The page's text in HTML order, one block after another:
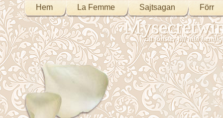
Hem La Femme Sajtsagan Förr
Ett fönster till min